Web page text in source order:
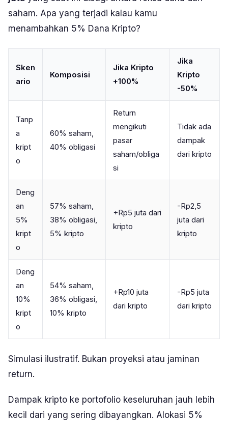
saham. Apa yang terjadi kalau kamu
menambahkan 5% Dana Kripto?
Sken
ario
Komposisi
Jika Kripto
+100%
Jika
Kripto
-50%
Tanp
a
kript
o
60% saham,
40% obligasi
Return
mengikuti
pasar
saham/obliga
si
Tidak ada
dampak
dari kripto
Deng
an
5%
kript
o
57% saham,
38% obligasi,
5% kripto
+Rp5 juta dari
kripto
-Rp2,5
juta dari
kripto
Deng
an
10%
kript
o
54% saham,
36% obligasi,
10% kripto
+Rp10 juta
dari kripto
-Rp5 juta
dari kripto
Simulasi ilustratif. Bukan proyeksi atau jaminan
return.
Dampak kripto ke portofolio keseluruhan jauh lebih
kecil dari yang sering dibayangkan. Alokasi 5%